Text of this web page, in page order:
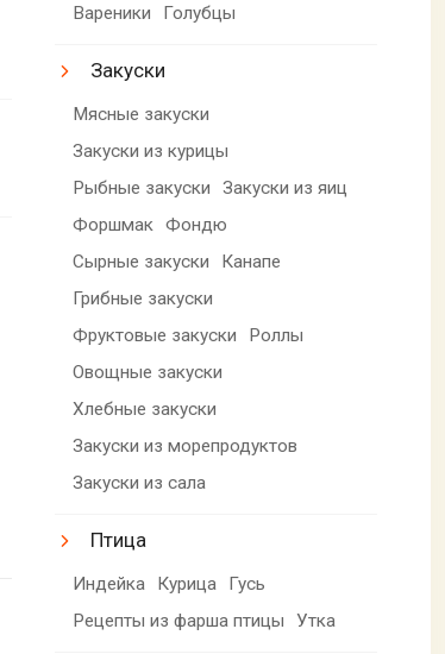
Вареники
Голубцы
Закуски
Мясные закуски
Закуски из курицы
Рыбные закуски
Закуски из яиц
Форшмак Фондю
Сырные закуски
Канапе
Грибные закуски
Фруктовые закуски
Роллы
Овощные закуски
Хлебные закуски
Закуски из морепродуктов
Закуски из сала
Птица
Индейка Курица
Гусь
Рецепты из фарша птицы
Утка